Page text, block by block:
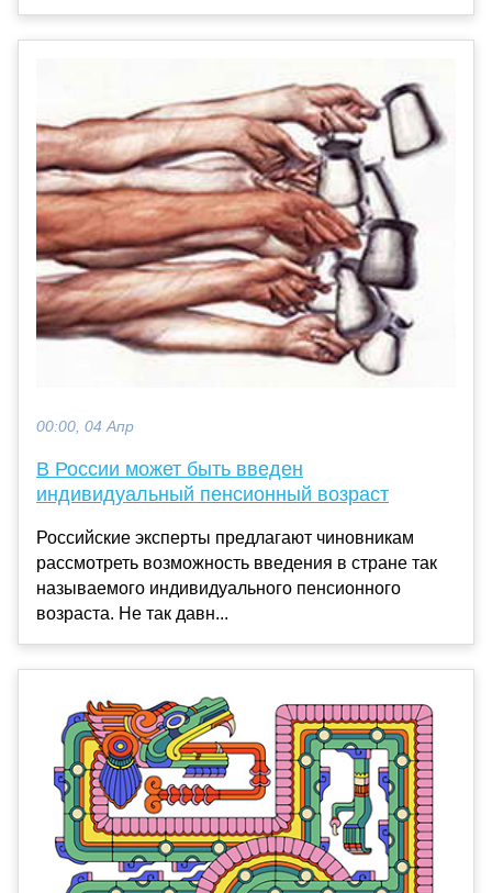
00:00, 04 Апр
В России может быть введен
индивидуальный пенсионный возраст
Российские эксперты предлагают чиновникам
рассмотреть возможность введения в стране так
называемого индивидуального пенсионного
возраста. Не так давн...